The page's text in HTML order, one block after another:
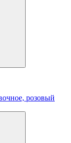
розовый